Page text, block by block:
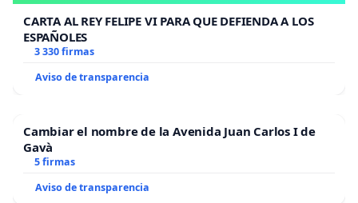
CARTA AL REY FELIPE VI PARA QUE DEFIENDA A LOS
ESPAÑOLES
3 330 firmas
Aviso de transparencia
Cambiar el nombre de la Avenida Juan Carlos I de
Gavà
5 firmas
Aviso de transparencia